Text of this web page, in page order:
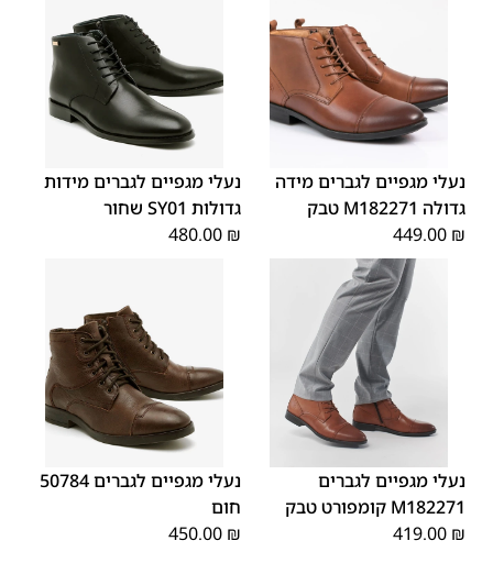
נעלי מגפיים לגברים מידה
גדולה M182271 טבק
449.00 ₪
נעלי מגפיים לגברים מידות
גדולות SY01 שחור
480.00 ₪
40
42
43
44
46
נעלי מגפיים לגברים
M182271 קומפורט טבק
419.00 ₪
41
42
43
44
45
נעלי מגפיים לגברים 50784
חום
450.00 ₪